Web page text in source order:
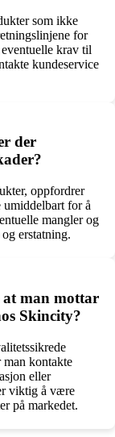
som ikke
for
krav til
kundeservice
der
oppfordrer
for å
mangler og
erstatning.
man mottar
Skincity?
kontakte
eller
viktig å være
på markedet.